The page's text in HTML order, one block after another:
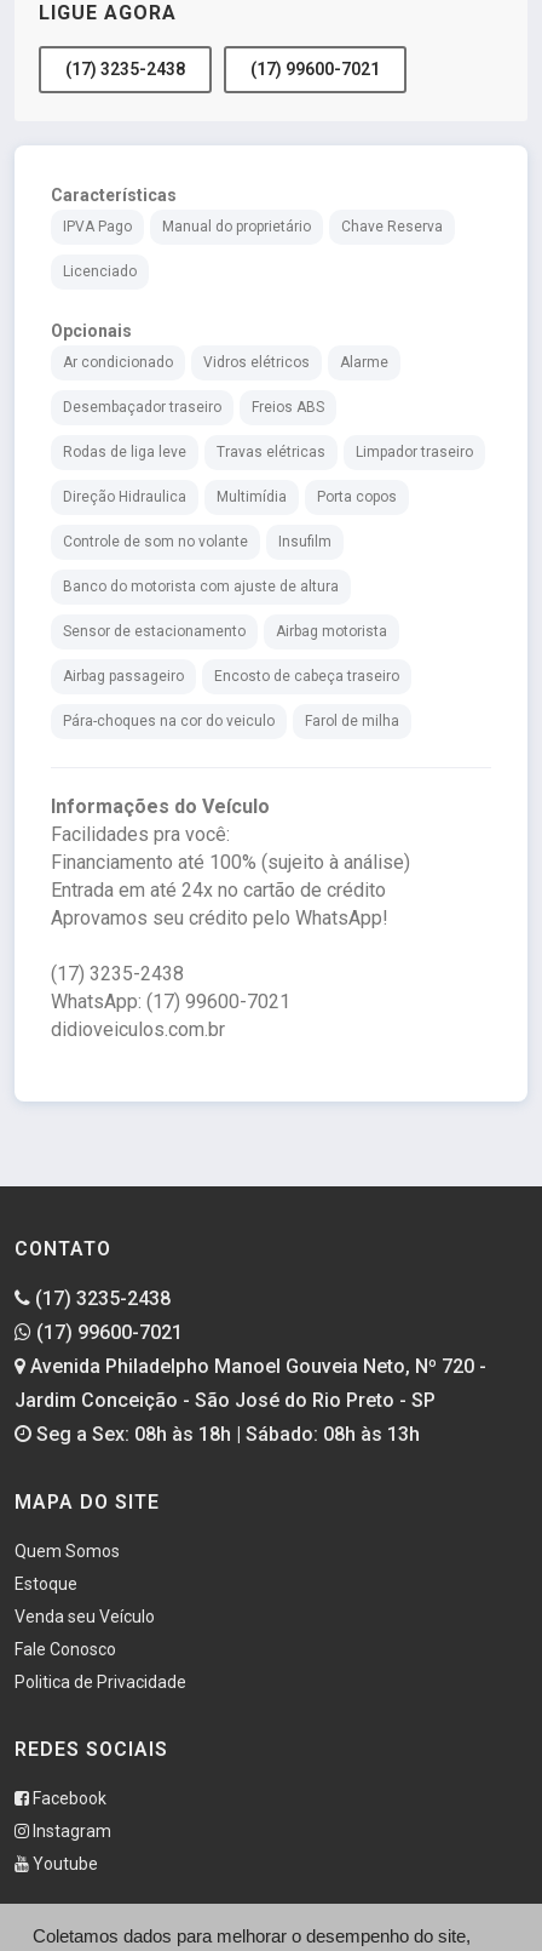
LIGUE AGORA
(17) 3235-2438 (17) 99600-7021
Características
IPVA Pago Manual do proprietário Chave Reserva
Licenciado
Opcionais
Ar condicionado Vidros elétricos Alarme
Desembaçador traseiro Freios ABS
Rodas de liga leve Travas elétricas Limpador traseiro
Direção Hidraulica Multimídia Porta copos
Controle de som no volante Insufilm
Banco do motorista com ajuste de altura
Sensor de estacionamento Airbag motorista
Airbag passageiro Encosto de cabeça traseiro
Pára-choques na cor do veiculo Farol de milha
Informações do Veículo
Facilidades pra você:
Financiamento até 100% (sujeito à análise)
Entrada em até 24x no cartão de crédito
Aprovamos seu crédito pelo WhatsApp!
(17) 3235-2438
WhatsApp: (17) 99600-7021
didioveiculos.com.br
CONTATO
(17) 3235-2438
(17) 99600-7021
Avenida Philadelpho Manoel Gouveia Neto, Nº 720 -
Jardim Conceição - São José do Rio Preto - SP
Seg a Sex: 08h às 18h | Sábado: 08h às 13h
MAPA DO SITE
Quem Somos
Estoque
Venda seu Veículo
Fale Conosco
Politica de Privacidade
REDES SOCIAIS
Facebook
Instagram
Youtube
Coletamos dados para melhorar o desempenho do site,